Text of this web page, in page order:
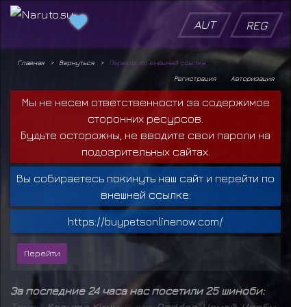
AUT REG
Главная Вернуться
Переход по внешней ссылке
Авторизация
Регистрация
Мы не несем ответственности за содержимое
сторонних ресурсов.
Будьте осторожны, не вводите свои пароли на
подозрительных сайтах.
Вы собираетесь покинуть наш сайт и перейти по
внешней ссылке:
https://buypetsonlinenow.com/
За последние 24 часа нас посетили 25 шиноби: